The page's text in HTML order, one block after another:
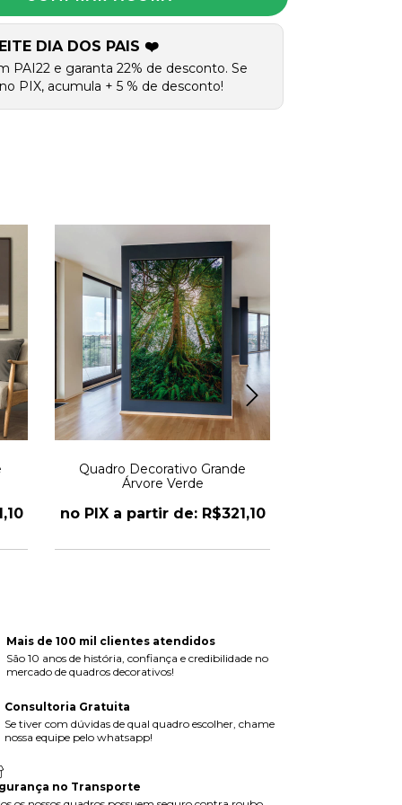
DIA DOS PAIS ❤️
PAI22 e garanta 22% de desconto. Se
PIX, acumula + 5 % de desconto!
Quadro Decorativo Grande
Árvore Verde
no PIX a partir de: R$321,10
Mais de 100 mil clientes atendidos
São 10 anos de história, confiança e credibilidade no
mercado de quadros decorativos!
Consultoria Gratuita
Se tiver com dúvidas de qual quadro escolher, chame
nossa equipe pelo whatsapp!
no Transporte